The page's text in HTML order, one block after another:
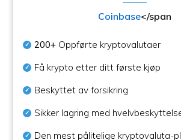
Coinbase</span
200+ Oppførte kryptovalutaer
Få krypto etter ditt første kjøp
Beskyttet av forsikring
Sikker lagring med
Den mest pålitelige kryptovaluta-